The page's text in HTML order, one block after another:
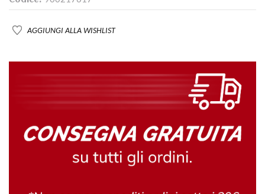
AGGIUNGI ALLA WISHLIST